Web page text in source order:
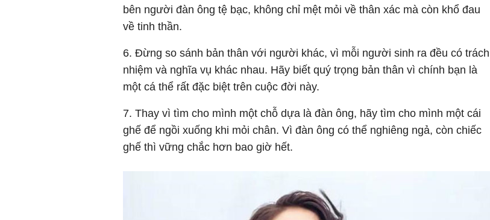
bên người đàn ông tệ bạc, không chỉ mệt mỏi về thân xác mà còn khổ đau
về tinh thần.
6. Đừng so sánh bản thân với người khác, vì mỗi người sinh ra đều có trách
nhiệm và nghĩa vụ khác nhau. Hãy biết quý trọng bản thân vì chính bạn là
một cá thể rất đặc biệt trên cuộc đời này.
7. Thay vì tìm cho mình một chỗ dựa là đàn ông, hãy tìm cho mình một cái
ghế để ngồi xuống khi mỏi chân. Vì đàn ông có thể nghiêng ngả, còn chiếc
ghế thì vững chắc hơn bao giờ hết.